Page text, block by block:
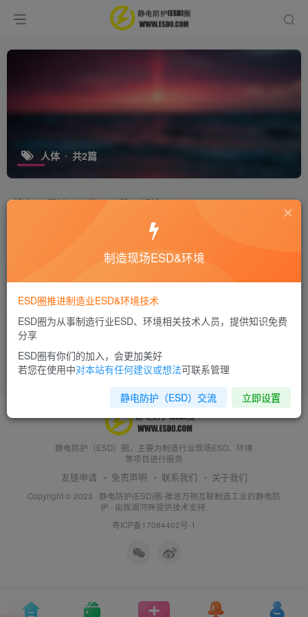
人体 共2篇
排序 更新 浏览 点赞 评论
工厂站立作业能否取消防静电手腕带
十万个为什么
9年前 6192
防静电衣物中为什么没有防静电袜子？
十万个为什么
9年前
静电防护（ESD）圈，主要为制造行业现场ESD、环境
等项目进行服务
友链申请 免责声明 联系我们 关于我们
Copyright © 2023 · 静电防护(ESD)圈-推进万物互联制造工业的静电防
护 · 由旌湖河畔提供技术支持.
粤ICP备17084402号-1
制造现场ESD&环境
ESD圈推进制造业ESD&环境技术
ESD圈为从事制造行业ESD、环境相关技术人员，提供知识免费
分享
ESD圈有你们的加入，会更加美好
若您在使用中对本站有任何建议或想法可联系管理
静电防护（ESD）交流 立即设置